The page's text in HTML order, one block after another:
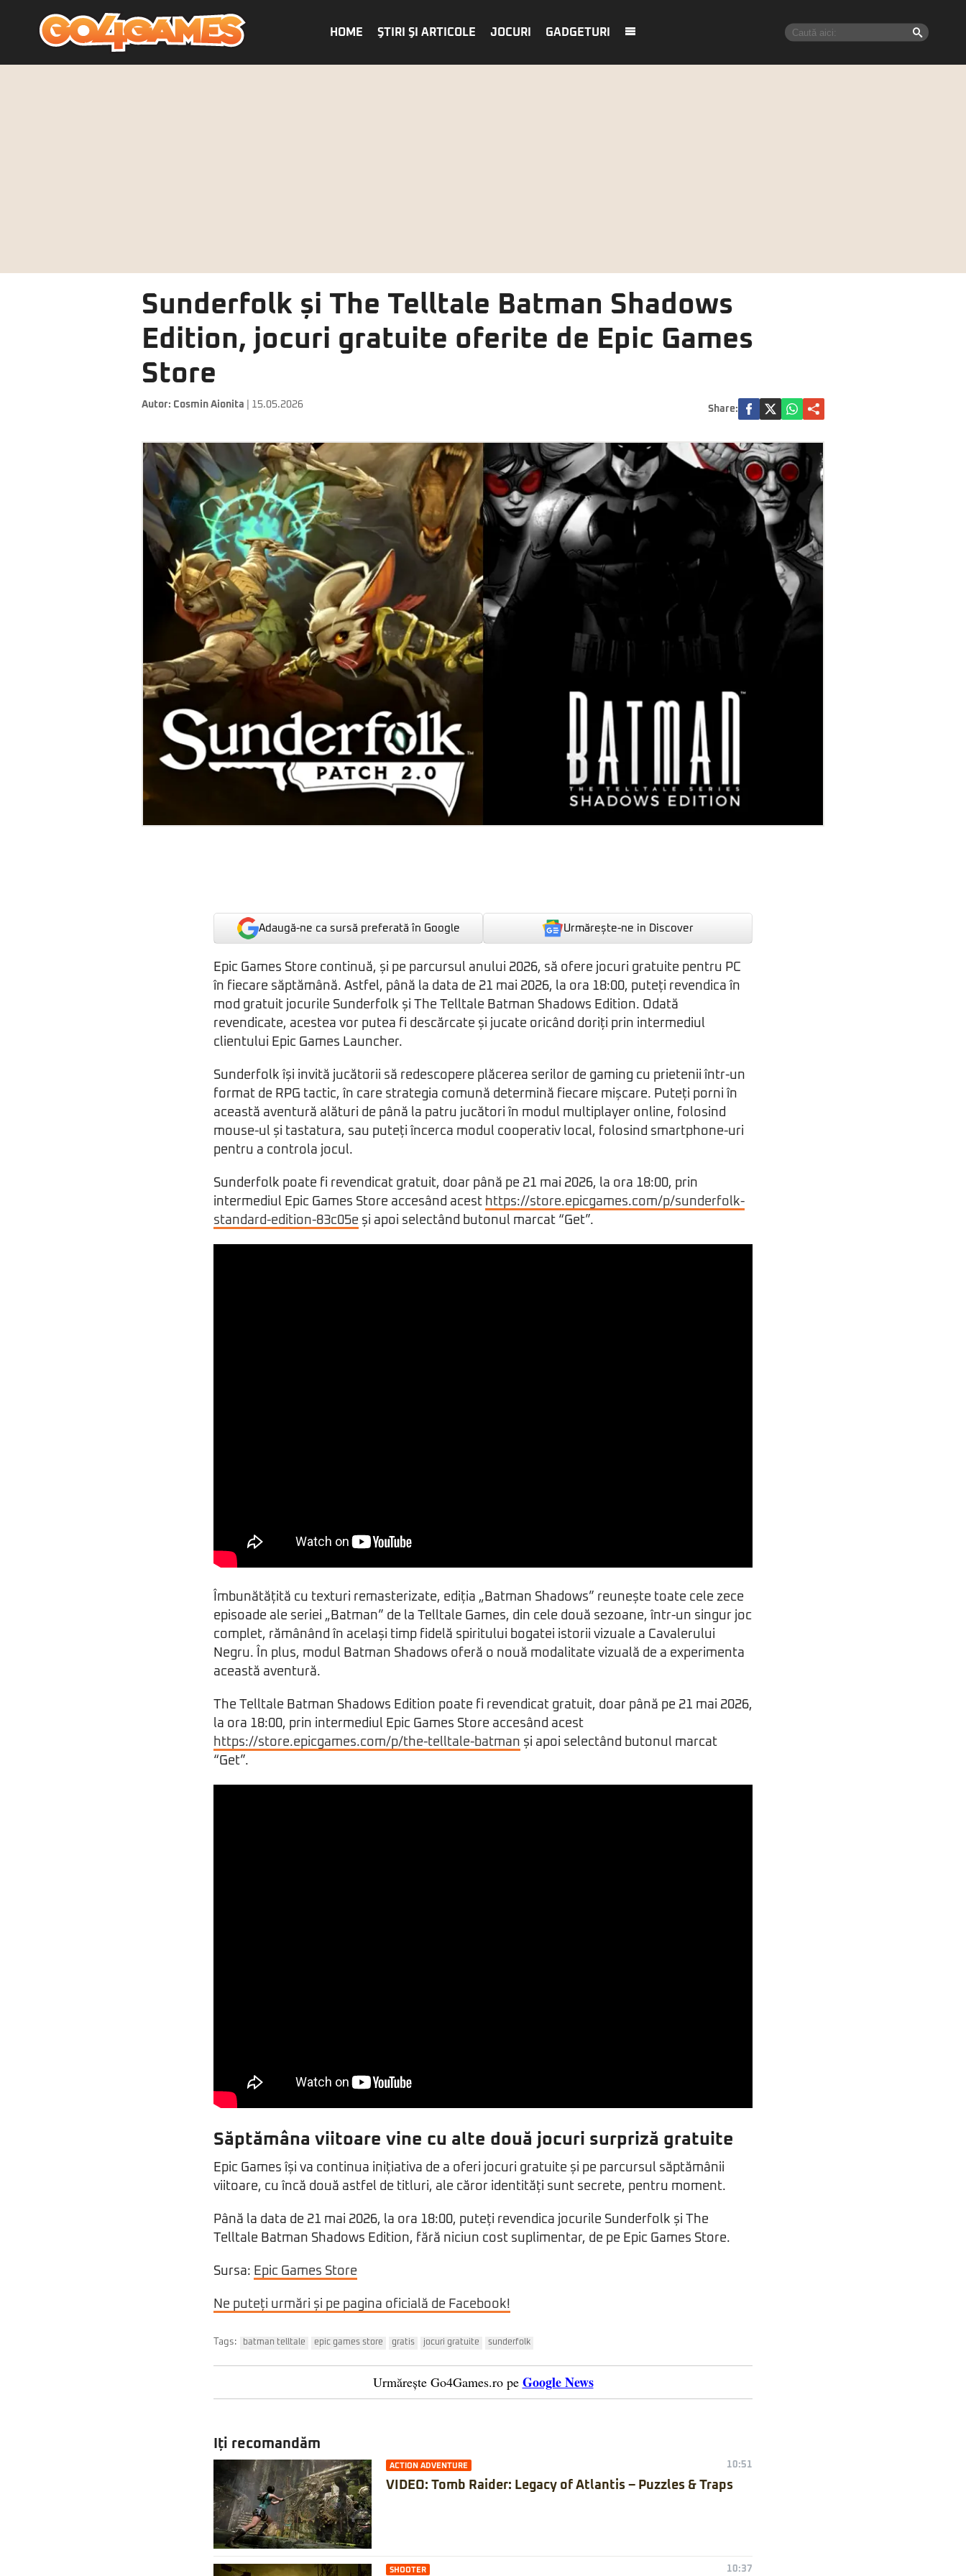
HOME ŞTIRI ŞI ARTICOLE JOCURI GADGETURI
Sunderfolk și The Telltale Batman Shadows
Edition, jocuri gratuite oferite de Epic Games
Store
Autor: Cosmin Aionita | 15.05.2026 Share:
Adaugă-ne ca sursă preferată în Google Urmărește-ne in Discover
Epic Games Store continuă, și pe parcursul anului 2026, să ofere jocuri gratuite pentru PC
în fiecare săptămână. Astfel, până la data de 21 mai 2026, la ora 18:00, puteți revendica în
mod gratuit jocurile Sunderfolk și The Telltale Batman Shadows Edition. Odată
revendicate, acestea vor putea fi descărcate și jucate oricând doriți prin intermediul
clientului Epic Games Launcher.
Sunderfolk își invită jucătorii să redescopere plăcerea serilor de gaming cu prietenii într-un
format de RPG tactic, în care strategia comună determină fiecare mișcare. Puteți porni în
această aventură alături de până la patru jucători în modul multiplayer online, folosind
mouse-ul și tastatura, sau puteți încerca modul cooperativ local, folosind smartphone-uri
pentru a controla jocul.
Sunderfolk poate fi revendicat gratuit, doar până pe 21 mai 2026, la ora 18:00, prin
intermediul Epic Games Store accesând acest https://store.epicgames.com/p/sunderfolk-
standard-edition-83c05e și apoi selectând butonul marcat “Get”.
Îmbunătățită cu texturi remasterizate, ediția „Batman Shadows” reunește toate cele zece
episoade ale seriei „Batman” de la Telltale Games, din cele două sezoane, într-un singur joc
complet, rămânând în același timp fidelă spiritului bogatei istorii vizuale a Cavalerului
Negru. În plus, modul Batman Shadows oferă o nouă modalitate vizuală de a experimenta
această aventură.
The Telltale Batman Shadows Edition poate fi revendicat gratuit, doar până pe 21 mai 2026,
la ora 18:00, prin intermediul Epic Games Store accesând acest
https://store.epicgames.com/p/the-telltale-batman și apoi selectând butonul marcat
“Get”.
Săptămâna viitoare vine cu alte două jocuri surpriză gratuite
Epic Games își va continua inițiativa de a oferi jocuri gratuite și pe parcursul săptămânii
viitoare, cu încă două astfel de titluri, ale căror identități sunt secrete, pentru moment.
Până la data de 21 mai 2026, la ora 18:00, puteți revendica jocurile Sunderfolk și The
Telltale Batman Shadows Edition, fără niciun cost suplimentar, de pe Epic Games Store.
Sursa: Epic Games Store
Ne puteți urmări și pe pagina oficială de Facebook!
Tags: batman telltale epic games store gratis jocuri gratuite sunderfolk
Urmărește Go4Games.ro pe Google News
Iți recomandăm
ACTION ADVENTURE 10:51
VIDEO: Tomb Raider: Legacy of Atlantis – Puzzles & Traps
SHOOTER 10:37